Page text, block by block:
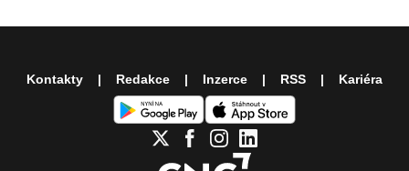
Kontakty Redakce Inzerce RSS Kariéra